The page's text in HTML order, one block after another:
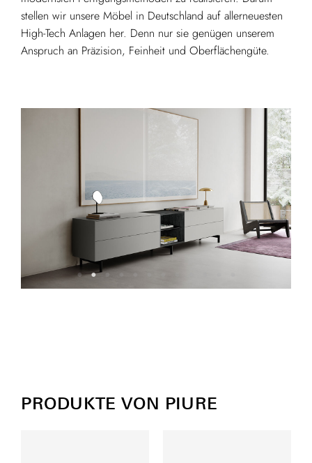
stellen wir unsere Möbel in Deutschland auf allerneuesten
High-Tech Anlagen her. Denn nur sie genügen unserem
Anspruch an Präzision, Feinheit und Oberflächengüte.
PRODUKTE VON PIURE